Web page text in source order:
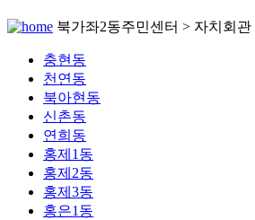
북가좌2동주민센터 > 자치회관
충현동
천연동
북아현동
신촌동
연희동
홍제1동
홍제2동
홍제3동
홍은1동